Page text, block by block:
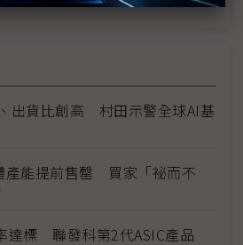
出貨比創高 村田示警全球AI基
產能提前售罄 買家「祕而不
達標 聯發科第2代ASIC產品